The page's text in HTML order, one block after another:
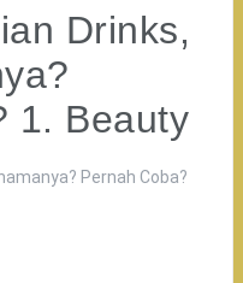
Drinks,
1. Beauty
Pernah Coba?